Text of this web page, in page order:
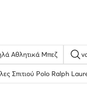
Αθλητικά Μπεζ
Σπιτιού Polo Ralph